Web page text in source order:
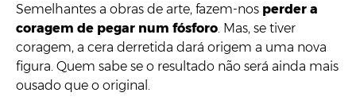
Semelhantes a obras de arte, fazem-nos perder a
coragem de pegar num fósforo. Mas, se tiver
coragem, a cera derretida dará origem a uma nova
figura. Quem sabe se o resultado não será ainda mais
ousado que o original.